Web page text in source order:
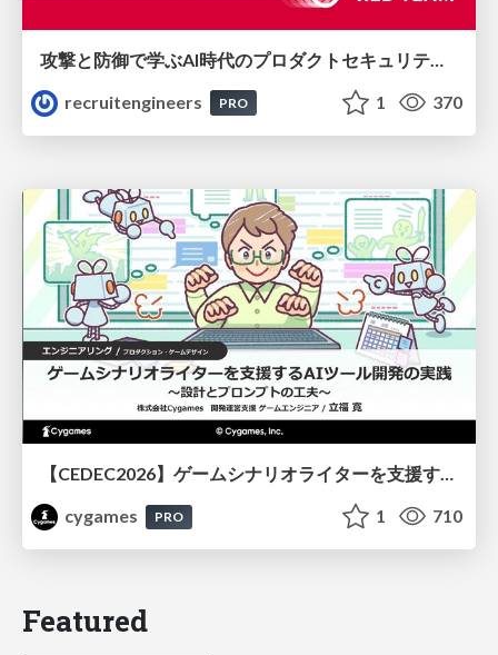
recruitengineers
PRO 1 370
【CEDEC2026】ゲームシナリオライターを支援するAIツール開発の実践 ― 設計とプロンプトの工夫 ―
cygames
PRO 1 710
Featured